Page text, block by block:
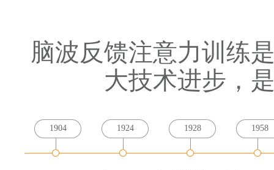
脑波反馈注意力训练
大技术进步，
1904 1924 1928 1958